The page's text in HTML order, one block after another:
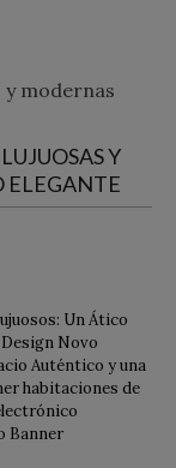
Y
ELEGANTE